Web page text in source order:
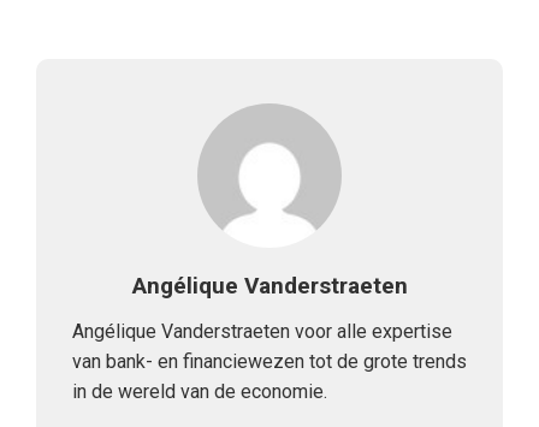
Angélique Vanderstraeten
Angélique Vanderstraeten voor alle expertise
van bank- en financiewezen tot de grote trends
in de wereld van de economie.